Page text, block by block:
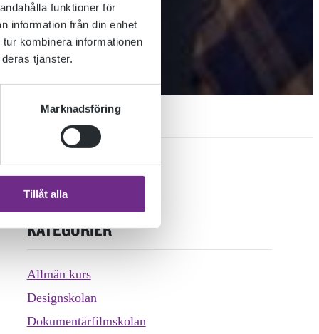
funktioner för
information från din enhet
kombinera informationen
tjänster.
Marknadsföring
Tillåt alla
KATEGORIER
Allmän kurs
Designskolan
Dokumentärfilmskolan